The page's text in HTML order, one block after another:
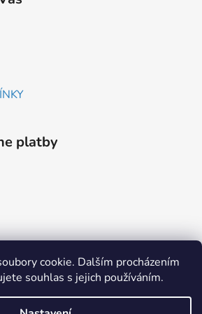
cookie. Dalším procházením
souhlas s jejich používáním.
platby
HEUREKA.CZ
Vytvořil Shoptet